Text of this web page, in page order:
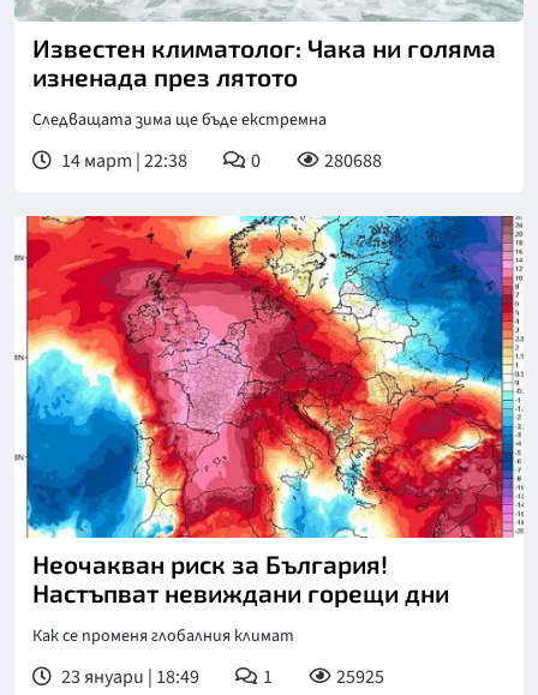
Известен климатолог: Чака ни голяма
изненада през лятото
Следващата зима ще бъде екстремна
14 март | 22:38 0 280688
Снимка: Интернет
Неочакван риск за България!
Настъпват невиждани горещи дни
Как се променя глобалния климат
23 януари | 18:49 1 25925